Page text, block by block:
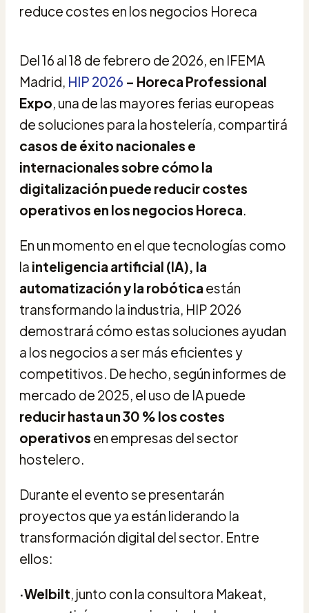
Del 16 al 18 de febrero de 2026, en IFEMA
Madrid, HIP 2026 – Horeca Professional
Expo, una de las mayores ferias europeas
de soluciones para la hostelería, compartirá
casos de éxito nacionales e
internacionales sobre cómo la
digitalización puede reducir costes
operativos en los negocios Horeca.
En un momento en el que tecnologías como
la inteligencia artificial (IA), la
automatización y la robótica están
transformando la industria, HIP 2026
demostrará cómo estas soluciones ayudan
a los negocios a ser más eficientes y
competitivos. De hecho, según informes de
mercado de 2025, el uso de IA puede
reducir hasta un 30 % los costes
operativos en empresas del sector
hostelero.
Durante el evento se presentarán
proyectos que ya están liderando la
transformación digital del sector. Entre
ellos:
·Welbilt, junto con la consultora Makeat,